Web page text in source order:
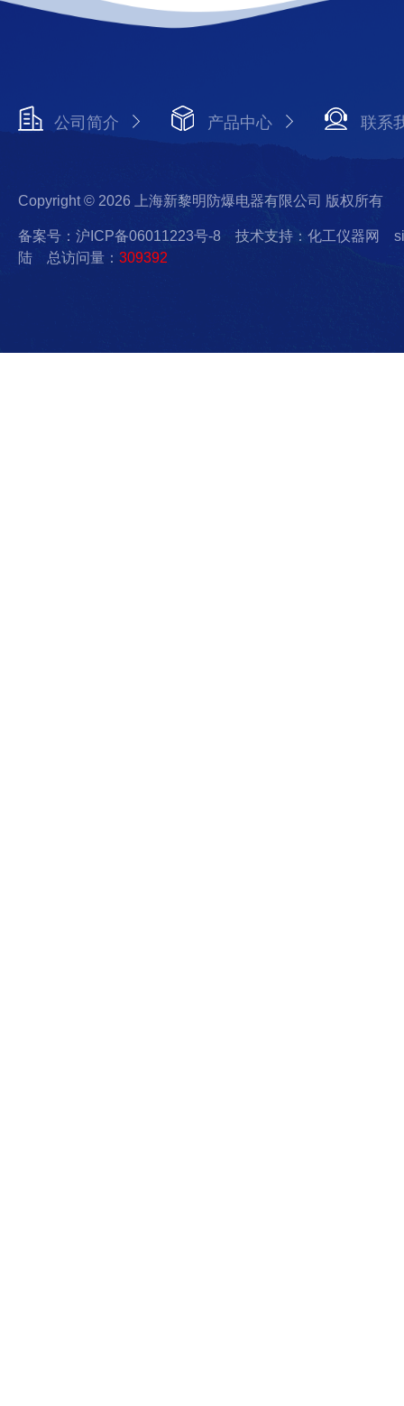
公司简介 产品中心 联系
Copyright © 2026 上海新黎明防爆电器有限公司 版权所有
备案号：沪ICP备06011223号-8 技术支持：化工仪器网
陆 总访问量： 309392